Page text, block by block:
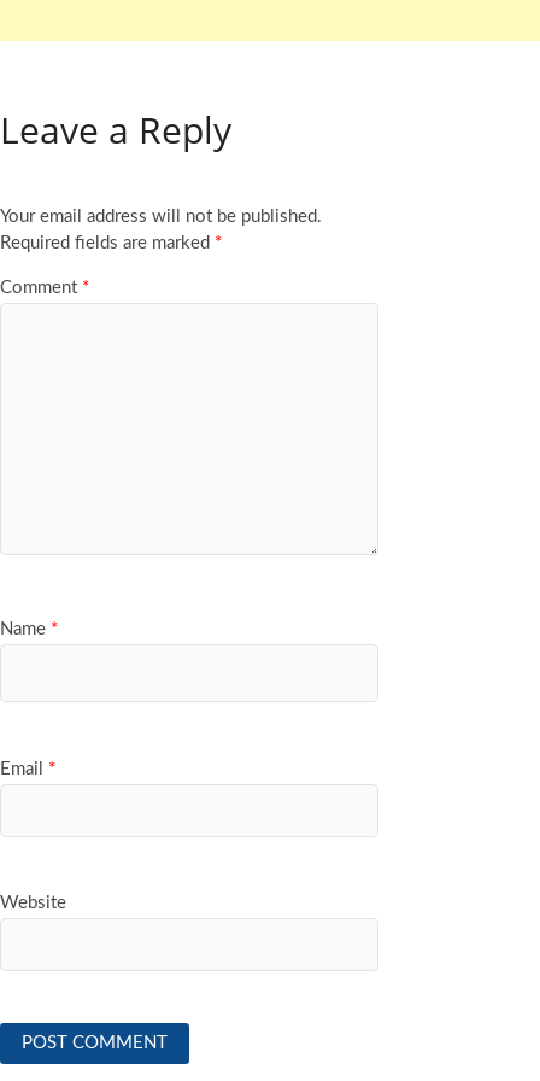
Leave a Reply
Your email address will not be published.
Required fields are marked *
Comment *
Name *
Email *
Website